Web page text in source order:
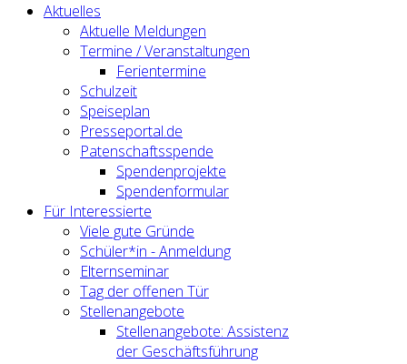
Aktuelles
Aktuelle Meldungen
Termine / Veranstaltungen
Ferientermine
Schulzeit
Speiseplan
Presseportal.de
Patenschaftsspende
Spendenprojekte
Spendenformular
Für Interessierte
Viele gute Gründe
Schüler*in - Anmeldung
Elternseminar
Tag der offenen Tür
Stellenangebote
Stellenangebote: Assistenz
der Geschäftsführung